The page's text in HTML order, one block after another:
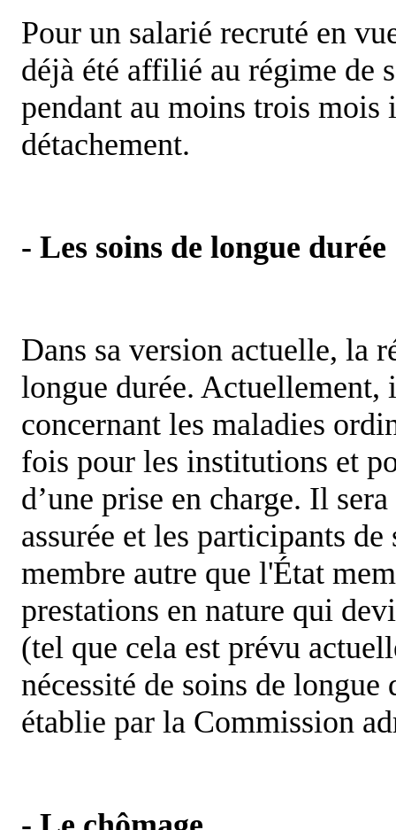
Pour un salarié recruté en
déjà été affilié au régime de
pendant au moins trois mois
détachement.
- Les soins de longue durée
Dans sa version actuelle, la
longue durée.
concernant les maladies
fois pour les institutions et
d’une prise en charge. Il
assurée et les participants
membre autre que l'État
prestations en nature qui
(tel que cela est prévu
nécessité de soins de
établie par la Commission